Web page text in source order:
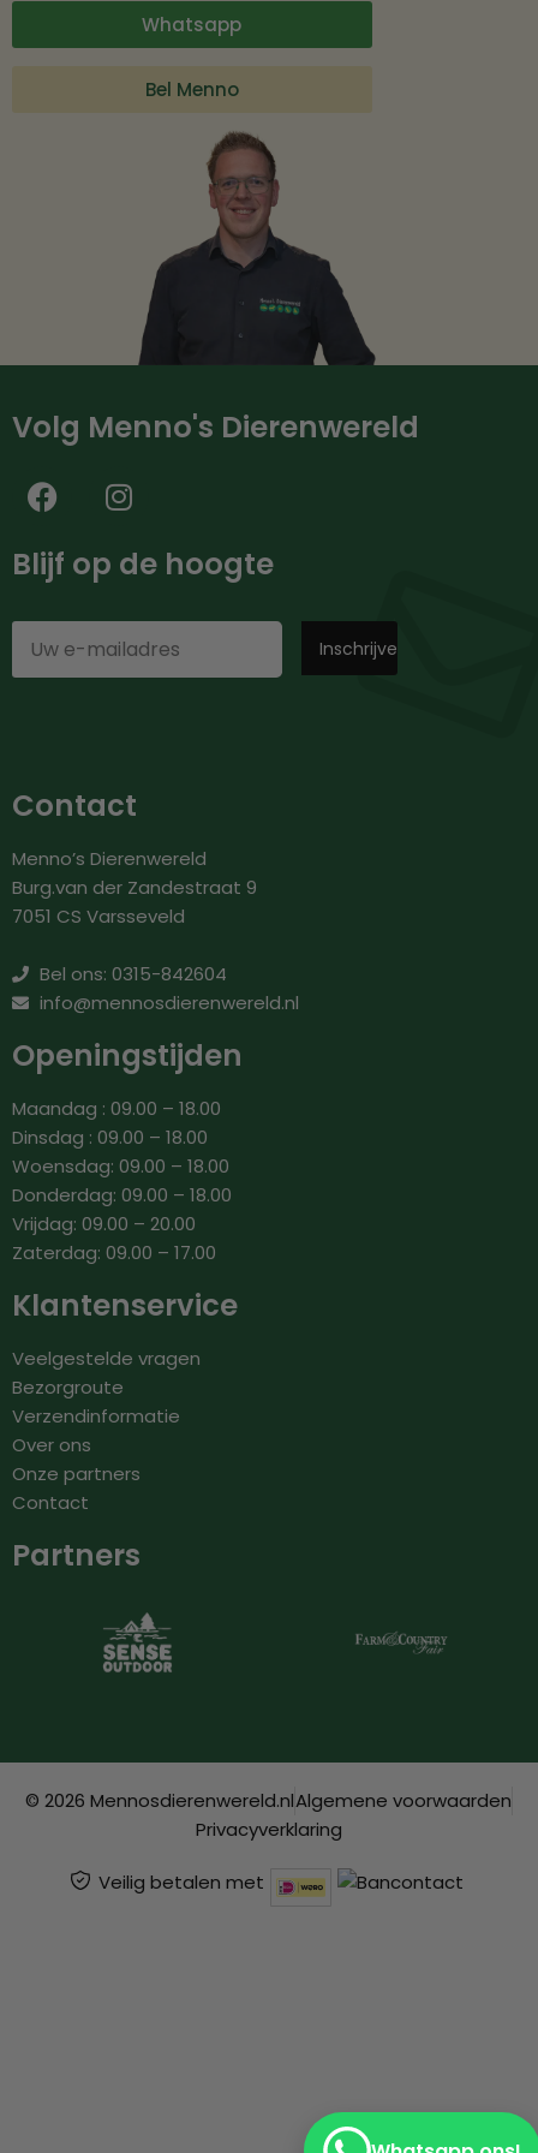
Whatsapp
Bel Menno
Volg Menno's Dierenwereld
Blijf op de hoogte
Contact
Menno’s Dierenwereld
Burg.van der Zandestraat 9
7051 CS Varsseveld
Bel ons: 0315-842604
info@mennosdierenwereld.nl
Openingstijden
Maandag : 09.00 – 18.00
Dinsdag : 09.00 – 18.00
Woensdag: 09.00 – 18.00
Donderdag: 09.00 – 18.00
Vrijdag: 09.00 – 20.00
Zaterdag: 09.00 – 17.00
Klantenservice
Veelgestelde vragen
Bezorgroute
Verzendinformatie
Over ons
Onze partners
Contact
Partners
© 2026 Mennosdierenwereld.nlAlgemene voorwaarden
Privacyverklaring
Veilig betalen met